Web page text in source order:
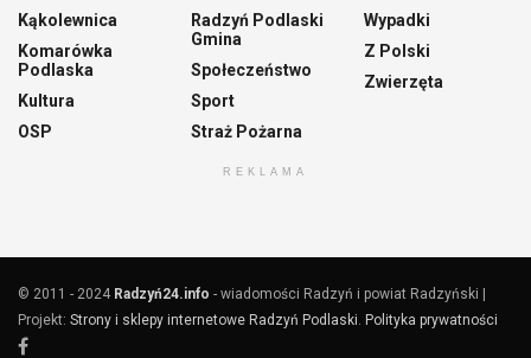
Kąkolewnica
Komarówka
Podlaska
Kultura
OSP
Radzyń Podlaski
Gmina
Społeczeństwo
Sport
Straż Pożarna
Wypadki
Z Polski
Zwierzęta
REKLAMA
© 2011 - 2024 Radzyń24.info - wiadomości Radzyń i powiat Radzyński |
Projekt: Strony i sklepy internetowe Radzyń Podlaski Polityka prywatności